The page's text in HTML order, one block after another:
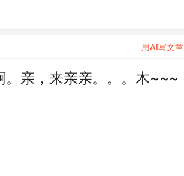
亲，来亲亲。。。木~~~
用AI写文章